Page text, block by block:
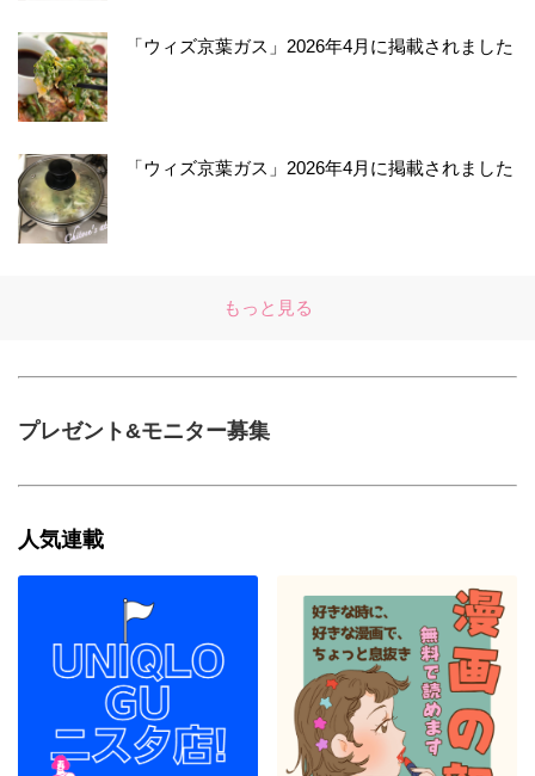
「ウィズ京葉ガス」2026年4月に掲載されました
「ウィズ京葉ガス」2026年4月に掲載されました
もっと見る
プレゼント&モニター募集
人気連載